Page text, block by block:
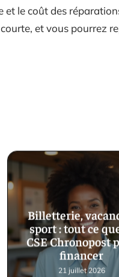
et le coût des
et vous pourrez
Billetterie,
sport : tout ce
CSE Chronopost
financer
21 juillet 2026